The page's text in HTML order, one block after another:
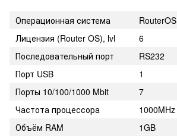
Операционная система
RouterOS
Лицензия (Router OS), lvl
6
Последовательный порт
RS232
Порт USB
1
Порты 10/100/1000 Mbit
7
Частота процессора
1000MHz
Объём RAM
1GB